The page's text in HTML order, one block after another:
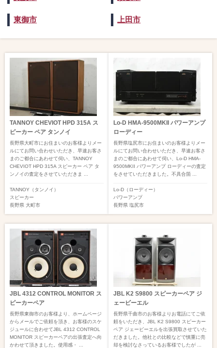
東御市 上田市
TANNOY CHEVIOT HPD 315A ス
ピーカー ペア タンノイ
長野県大町市にお住まいのお客様よりメー
ルにてお問い合わせいただき、早速お客さ
まのご都合にあわせて伺い、TANNOY
CHEVIOT HPD 315A スピーカー ペア タ
ンノイの査定をさせていただきま ...
TANNOY（タンノイ）
スピーカー
長野県 大町市
Lo-D HMA-9500MKII パワーアンプ
ローディー
長野県塩尻市にお住まいのお客様よりメー
ルにてお問い合わせいただき、早速お客さ
まのご都合にあわせて伺い、Lo-D HMA-
9500MKII パワーアンプ ローディーの査定
をさせていただきました。不具合箇 ...
Lo-D（ローディー）
パワーアンプ
長野県 塩尻市
JBL 4312 CONTROL MONITOR ス
ピーカーペア
長野県東御市のお客様より、ホームページ
からメールでご依頼を頂き、お客様のスケ
ジュールに合わせてJBL 4312 CONTROL
MONITOR スピーカーペアの出張査定へ向
かわせて頂きました。使用感・ ...
JBL K2 S9800 スピーカーペア ジ
ェービーエル
長野県千曲市のお客様よりお電話にてご依
頼をいただき、JBL K2 S9800 スピーカー
ペア ジェービーエルを出張買取させていた
だきました。他社との比較などで慎重に売
却を検討なさっているお客様でしたが ...